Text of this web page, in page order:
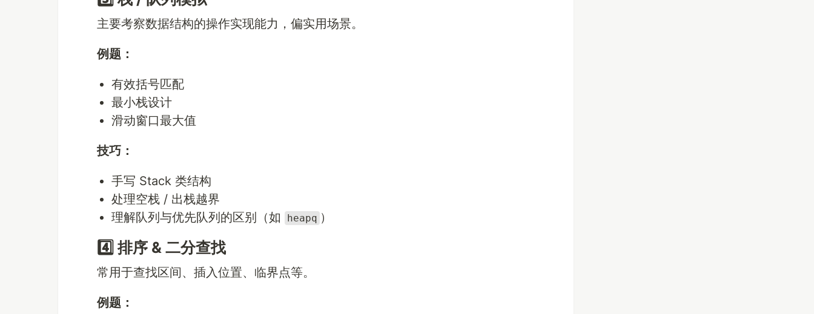
主要考察数据结构的操作实现能力，偏实用场景。
例题：
有效括号匹配
最小栈设计
滑动窗口最大值
技巧：
手写 Stack 类结构
处理空栈 / 出栈越界
理解队列与优先队列的区别（如
heapq ）
4️⃣ 排序 & 二分查找
常用于查找区间、插入位置、临界点等。
例题：